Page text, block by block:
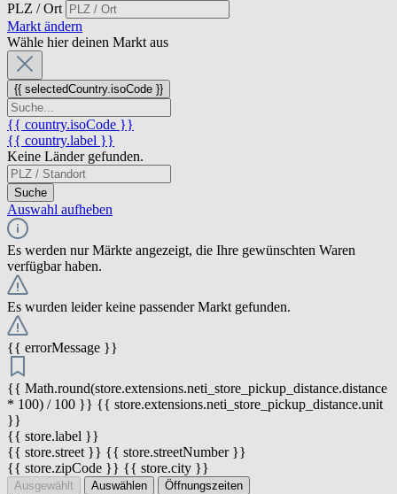
PLZ / Ort
Markt ändern
Wähle hier deinen Markt aus
{{ selectedCountry.isoCode }}
{{ country.isoCode }}
{{ country.label }}
Keine Länder gefunden.
Suche
Auswahl aufheben
Es werden nur Märkte angezeigt, die Ihre gewünschten Waren
verfügbar haben.
Es wurden leider keine passender Markt gefunden.
{{ errorMessage }}
{{ Math.round(store.extensions.neti_store_pickup_distance.distance
* 100) / 100 }} {{ store.extensions.neti_store_pickup_distance.unit
}}
{{ store.label }}
{{ store.street }} {{ store.streetNumber }}
{{ store.zipCode }} {{ store.city }}
Ausgewählt Auswählen Öffnungszeiten